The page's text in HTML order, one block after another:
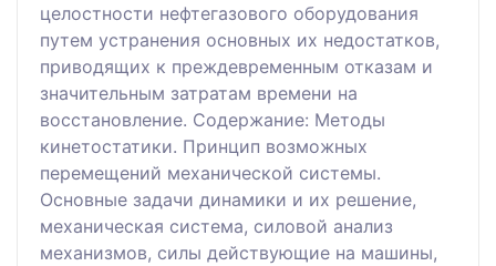
целостности нефтегазового оборудования
путем устранения основных их недостатков,
приводящих к преждевременным отказам и
значительным затратам времени на
восстановление. Содержание: Методы
кинетостатики. Принцип возможных
перемещений механической системы.
Основные задачи динамики и их решение,
механическая система, силовой анализ
механизмов, силы действующие на машины,